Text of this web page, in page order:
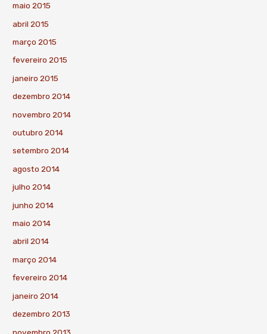
maio 2015
abril 2015
março 2015
fevereiro 2015
janeiro 2015
dezembro 2014
novembro 2014
outubro 2014
setembro 2014
agosto 2014
julho 2014
junho 2014
maio 2014
abril 2014
março 2014
fevereiro 2014
janeiro 2014
dezembro 2013
novembro 2013